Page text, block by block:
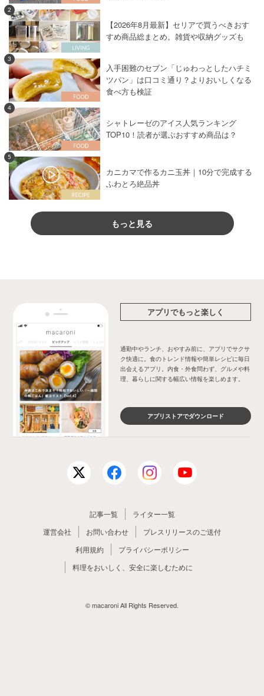
2
【2026年8月最新】セリアで買うべきおす
すめ商品総まとめ。雑貨や収納グッズも
3
入手困難のセブン「じゅわっとしたハチミ
ツパン」は口コミ通り？よりおいしくなる
食べ方も検証
4
シャトレーゼのアイス人気ランキング
TOP10！読者が選ぶおすすめ商品は？
5
カニカマで作るカニ玉丼｜10分で完成する
ふわとろ絶品丼
もっと見る
アプリでもっと楽しく
通勤中やランチ、おやすみ前に、アプリでサクサ
ク快適に。食のトレンド情報や簡単レシピに毎日
出会えるアプリ。内食・外食問わず、グルメや料
理、暮らしに関する幅広い情報を楽しめます。
アプリストアでダウンロード
記事一覧
ライター一覧
運営会社
お問い合わせ
プレスリリースのご送付
利用規約
プライバシーポリシー
料理をおいしく、安全に楽しむために
© macaroni All Rights Reserved.